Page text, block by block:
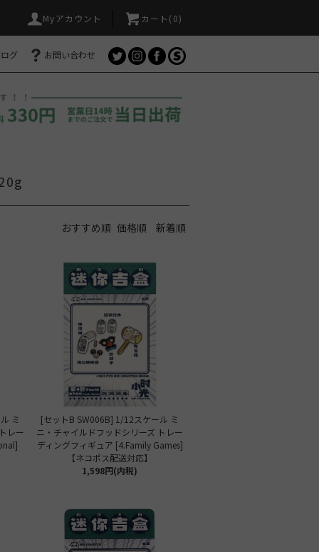
Myアカウント カート( 0)
グ お問い合わせ
おすすめ順 価格順 新着順
ミ
レー
[セットB SW006B] 1/12スケール ミ
ニ・チャイルドフッドシリーズ トレー
ディングフィギュア [4.Family Games]
【ネコポス配送対応】
1,598円(内税)